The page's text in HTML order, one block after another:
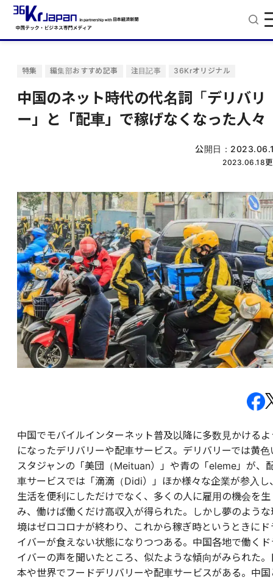
特集 編集部おすすめ記事 注目記事 36Krオリジナル
中国のネット時代の代名詞「デリバリ
ー」と「配車」で稼げなくなった人々
公開日：
2023.06.18
中国でモバイルインターネット普及以降に多数見かけるよ
になったデリバリーや配車サービス。デリバリーでは黄色
スタジャンの「美団（Meituan）」や青の「eleme」が、
車サービスでは「滴滴（Didi）」ほか様々な企業が参入し
生活を便利にしただけでなく、多くの人に雇用の機会を生
み、働けば働くだけ高収入が得られた。しかし夢のような
境はゼロコロナが終わり、これから稼ぎ時というときにド
イバーが食えない状態になりつつある。中国各地で働くド
イバーの声を聞いたところ、似たような傾向がみられた。
本や世界でフードデリバリーや配車サービスがある。中国